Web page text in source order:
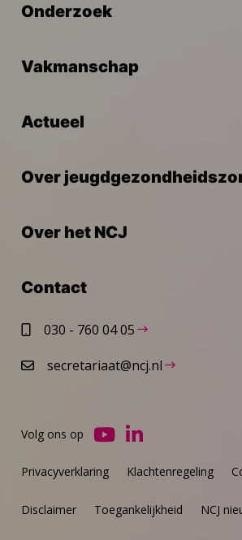
Onderzoek
Vakmanschap
Actueel
Over
Over het NCJ
Contact
030 - 760 04 05
secretariaat@ncj.nl
Privacyverklaring Klachtenregeling
Disclaimer Toegankelijkheid NCJ
Volg ons op
Ga
YouTube
Ga